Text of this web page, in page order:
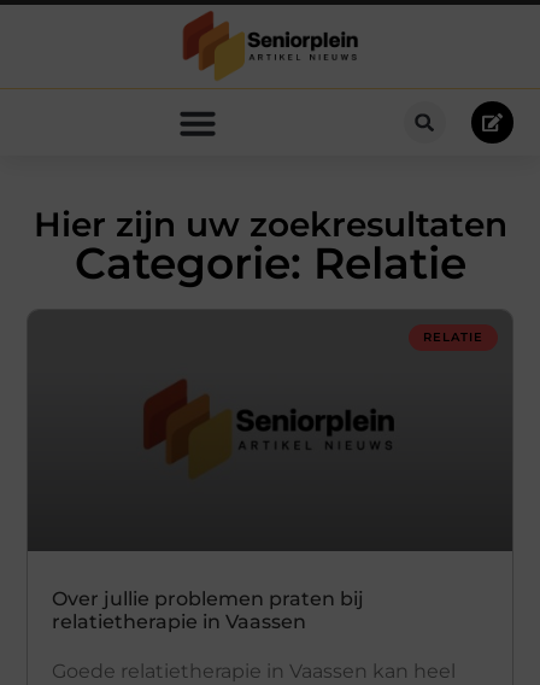
Hier zijn uw zoekresultaten
Categorie: Relatie
RELATIE
Over jullie problemen praten bij
relatietherapie in Vaassen
Goede relatietherapie in Vaassen kan heel